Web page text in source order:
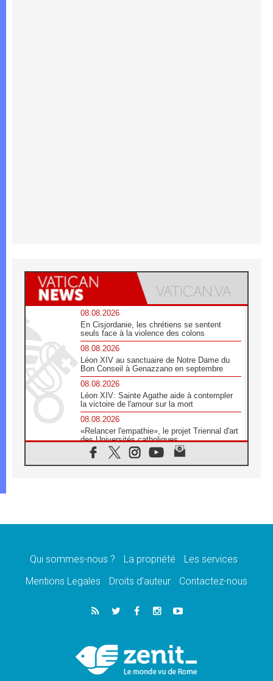
08.08.2026
En Cisjordanie, les chrétiens se sentent
seuls face à la violence des colons
08.08.2026
Léon XIV au sanctuaire de Notre Dame du
Bon Conseil à Genazzano en septembre
08.08.2026
Léon XIV: Sainte Agathe aide à contempler
la victoire de l'amour sur la mort
08.08.2026
«Relancer l'empathie», le projet Triennal d'art
des Universités catholiques
08.08.2026
Signis 2026, donner la parole aux religieuses
07.08.2026
07.08.2026
de l'Assomption et mémoire nationale
«La paix commence par l'empathie» estime
le cardinal Parolin
En Colombie, «la paix ne s'achète pas avec
une signature»
Qui sommes-nous ? La propriété
Les services
Mentions Legales
Droits d’auteur Contactez-nous